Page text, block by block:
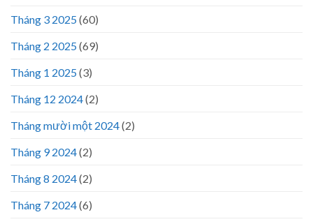
Tháng 3 2025(60)
Tháng 2 2025(69)
Tháng 1 2025(3)
Tháng 12 2024(2)
Tháng mười một 2024(2)
Tháng 9 2024(2)
Tháng 8 2024(2)
Tháng 7 2024(6)